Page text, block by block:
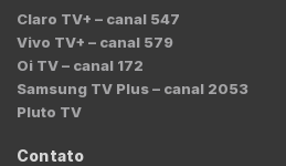
Claro TV+ – canal 547
Vivo TV+ – canal 579
Oi TV – canal 172
Samsung TV Plus – canal 2053
Pluto TV
Contato